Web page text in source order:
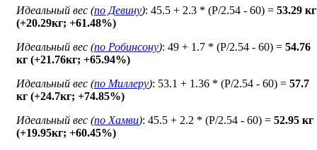
Идеальный вес (по Девину): 45.5 + 2.3 * (P/2.54 - 60) = 53.29 кг
(+20.29кг; +61.48%)
Идеальный вес (по Робинсону): 49 + 1.7 * (P/2.54 - 60) = 54.76
кг (+21.76кг; +65.94%)
Идеальный вес (по Миллеру): 53.1 + 1.36 * (P/2.54 - 60) = 57.7
кг (+24.7кг; +74.85%)
Идеальный вес (по Хамви): 45.5 + 2.2 * (P/2.54 - 60) = 52.95 кг
(+19.95кг; +60.45%)